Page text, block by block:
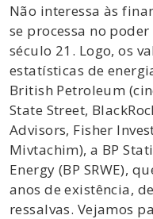
Não interessa às
se processa no
século 21. Logo, os
estatísticas de
British Petroleum
State Street,
Advisors, Fisher
Mivtachim), a BP
Energy (BP SRWE),
anos de existência,
ressalvas. Vejamos